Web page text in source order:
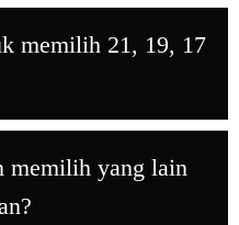
memilih 21, 19, 17
memilih yang lain